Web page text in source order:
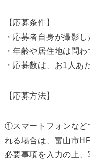
【応募条件】
・応募者自身が撮影し
・年齢や居住地は問
・応募数は、お1人あ
【応募方法】
①スマートフォンなど
れる場合は、富山市
必要事項を入力の上、